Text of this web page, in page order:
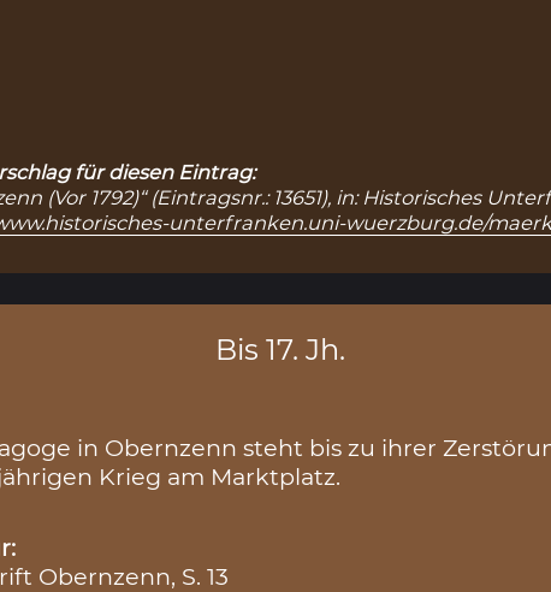
für diesen Eintrag:
(Vor 1792)“ (Eintragsnr.: 13651), in: Historisches
unterfranken.uni-wuerzburg.de/
Bis 17. Jh.
in Obernzenn steht bis zu ihrer
Krieg am Marktplatz.
Obernzenn, S. 13